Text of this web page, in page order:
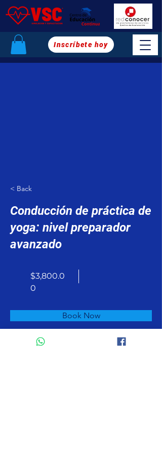
Inscríbete hoy
< Back
Conducción de práctica de
yoga: nivel preparador
avanzado
$3,800.0
0
Book Now